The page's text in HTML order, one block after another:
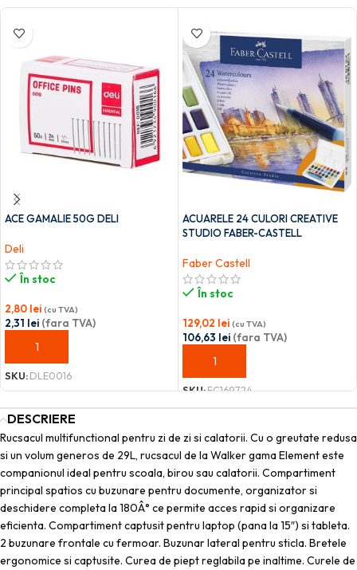
ACE GAMALIE 50G DELI
Deli
În stoc
2,80 lei (cu TVA)
2,31 lei (fara TVA)
ADAUGĂ ÎN COȘ
SKU:DLE0016
ACUARELE 24 CULORI CREATIVE
STUDIO FABER-CASTELL
Faber Castell
În stoc
129,02 lei (cu TVA)
106,63 lei (fara TVA)
ADAUGĂ ÎN COȘ
SKU:FC169724
DESCRIERE
Rucsacul multifunctional pentru zi de zi si calatorii. Cu o greutate redusa
si un volum generos de 29L, rucsacul de la Walker gama Element este
companionul ideal pentru scoala, birou sau calatorii. Compartiment
principal spatios cu buzunare pentru documente, organizator si
deschidere completa la 180Â° ce permite acces rapid si organizare
eficienta. Compartiment captusit pentru laptop (pana la 15″) si tableta.
2 buzunare frontale cu fermoar. Buzunar lateral pentru sticla. Bretele
ergonomice si captusite. Curea de piept reglabila pe inaltime. Curele de